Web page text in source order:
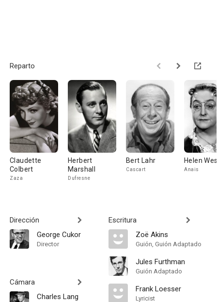
Reparto
Claudette
Colbert
Zaza
Herbert
Marshall
Dufresne
Bert Lahr
Cascart
Helen
Anais
Dirección
George Cukor
Director
Cámara
Charles Lang
Escritura
Zoë Akins
Guión, Guión Adaptado
Jules Furthman
Guión Adaptado
Frank Loesser
Lyricist